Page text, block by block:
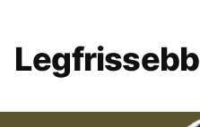
Legfrissebb